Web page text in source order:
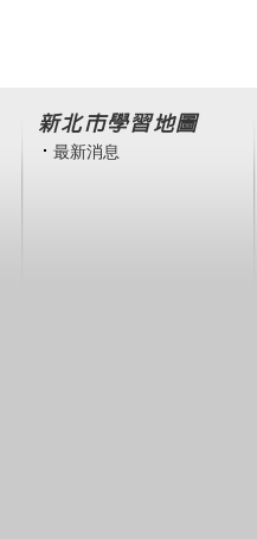
新北市學習地圖
最新消息